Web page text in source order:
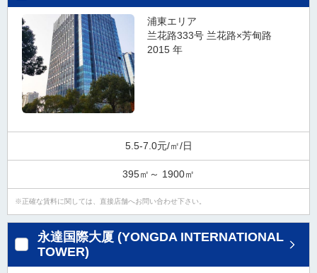
浦東エリア
兰花路333号 兰花路×芳甸路
2015 年
5.5-7.0元/㎡/日
395㎡～ 1900㎡
正確な賃料に関しては、直接店舗へお問い合わせ下さい。
永達国際大厦 (YONGDA INTERNATIONAL
TOWER)